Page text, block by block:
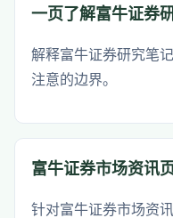
一页了解富牛证券
解释富牛证券研究笔
注意的边界。
富牛证券市场资讯
针对富牛证券市场资